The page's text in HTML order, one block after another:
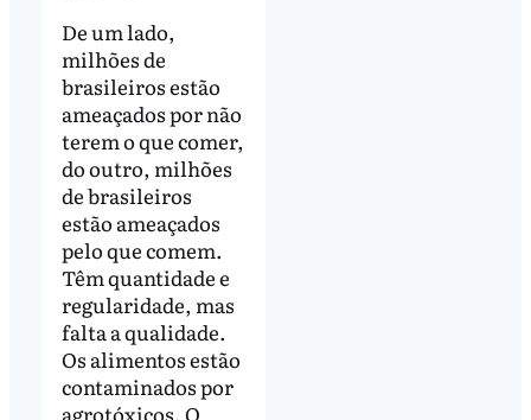
De um lado,
milhões de
brasileiros estão
ameaçados por não
terem o que comer,
do outro, milhões
de brasileiros
estão ameaçados
pelo que comem.
Têm quantidade e
regularidade, mas
falta a qualidade.
Os alimentos estão
contaminados por
agrotóxicos. O